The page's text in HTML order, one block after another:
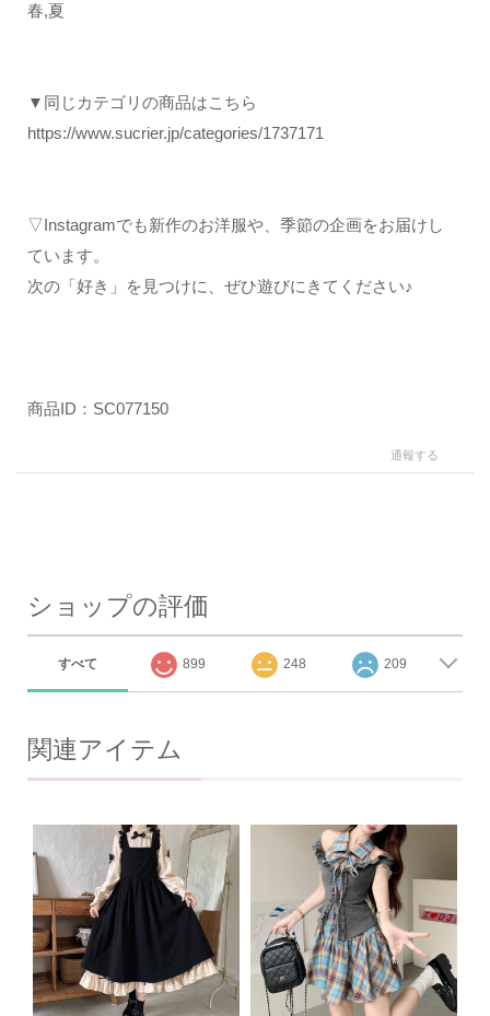
春,夏
▼同じカテゴリの商品はこちら
https://www.sucrier.jp/categories/1737171
▽Instagramでも新作のお洋服や、季節の企画をお届けし
ています。
次の「好き」を見つけに、ぜひ遊びにきてください♪
商品ID：SC077150
通報する
ショップの評価
すべて 899 248 209
関連アイテム